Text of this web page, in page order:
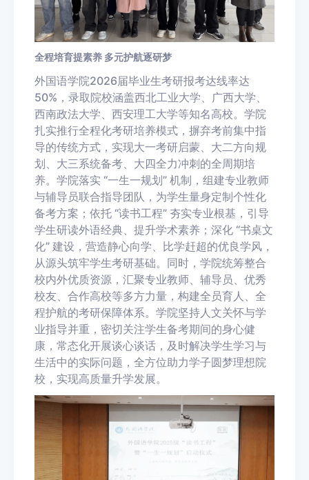
全程培育提素养 多元护航逐研梦
外国语学院2026届毕业生考研报考达线率达
50%，录取院校涵盖西北工业大学、广西大学、
西南政法大学、西安理工大学等知名高校。学院
扎实推行全程化考研培养模式，摒弃考前集中指
导的传统方式，实现大一考研启蒙、大二方向规
划、大三系统备考、大四全力冲刺的全周期培
养。学院落实 “一生一规划” 机制，组建专业教师
与辅导员联合指导团队，为学生量身定制个性化
备考方案；依托 “读书工程” 夯实专业根基，引导
学生研读外语经典、提升学术素养；深化 “书桌文
化” 建设，营造静心向学、比学赶超的优良学风，
从源头筑牢学生考研基础。同时，学院统筹整合
校内外优质资源，汇聚专业教师、辅导员、优秀
校友、合作高校等多方力量，构建全员育人、全
程护航的考研保障体系。学院坚持人文关怀与学
业指导并重，密切关注学生备考期间的身心健
康，常态化开展谈心谈话，及时解决学生学习与
生活中的实际问题，全方位助力学子圆梦理想院
校，实现高质量升学发展。